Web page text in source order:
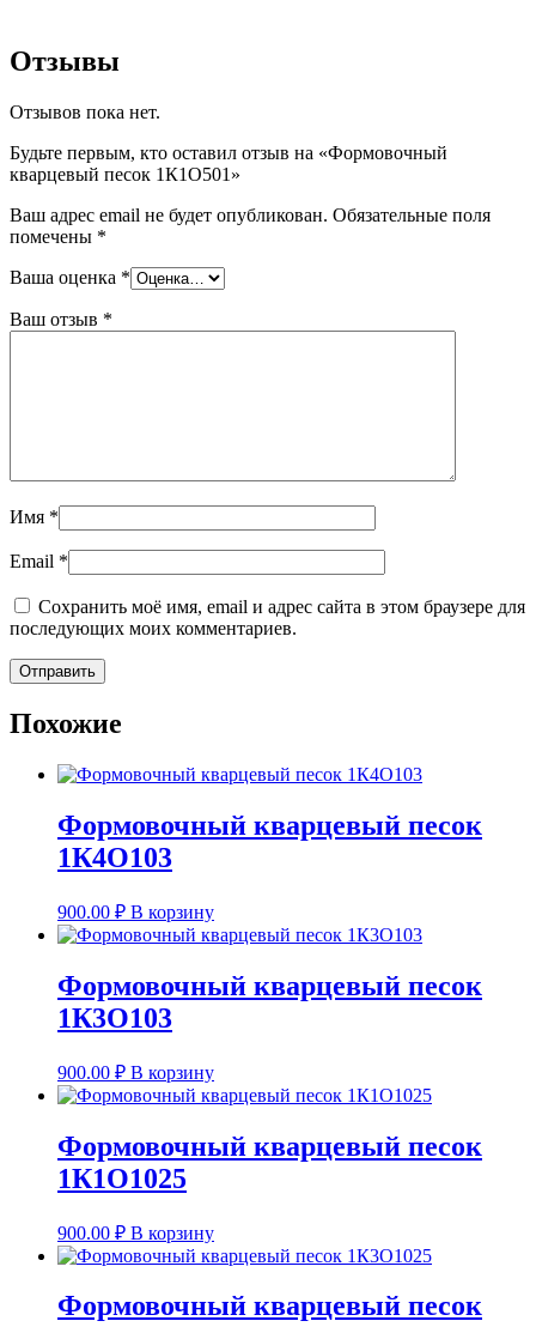
Отзывы
Отзывов пока нет.
Будьте первым, кто оставил отзыв на «Формовочный
кварцевый песок 1К1О501»
Ваш адрес email не будет опубликован. Обязательные поля
помечены *
Ваша оценка *
Ваш отзыв *
Имя *
Email *
Сохранить моё имя, email и адрес сайта в этом браузере для
последующих моих комментариев.
Похожие
Формовочный кварцевый песок
1К4О103
900.00 ₽ В корзину
Формовочный кварцевый песок
1К3О103
900.00 ₽ В корзину
Формовочный кварцевый песок
1К1О1025
900.00 ₽ В корзину
Формовочный кварцевый песок